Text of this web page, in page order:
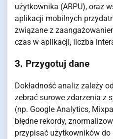
użytkownika (ARPU), oraz
aplikacji mobilnych
związane z
czas w aplikacji, liczba
3. Przygotuj dane
Dokładność analiz zależy
zebrać surowe zdarzenia z
(np. Google Analytics,
błędne rekordy,
przypisać użytkowników